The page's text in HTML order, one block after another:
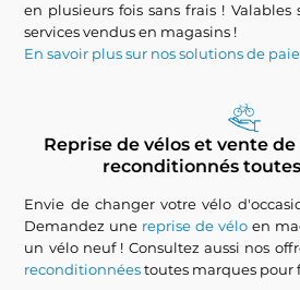
en plusieurs fois sans frais !
services vendus en magasins !
En savoir plus sur nos solutions de
Reprise de vélos et vente
reconditionnés
Envie de changer votre vélo
Demandez une reprise de vélo en
un vélo neuf ! Consultez aussi nos
reconditionnéestoutes marques pour